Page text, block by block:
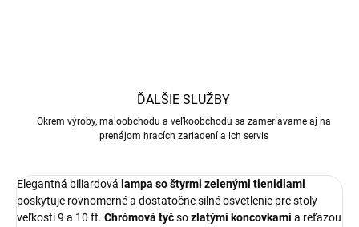
ĎALŠIE SLUŽBY
Okrem výroby, maloobchodu a veľkoobchodu sa zameriavame aj na
prenájom hracích zariadení a ich servis
Elegantná biliardová lampa so štyrmi zelenými tienidlami
poskytuje rovnomerné a dostatočne silné osvetlenie pre stoly
veľkosti 9 a 10 ft. Chrómová tyčsozlatými koncovkami a reťazou